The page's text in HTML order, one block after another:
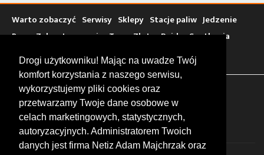
Drogi użytkowniku! Mając na uwadze Twój
komfort korzystania z naszego serwisu,
wykorzystujemy pliki cookies oraz
przetwarzamy Twoje dane osobowe w
celach marketingowych, statystycznych,
autoryzacyjnych. Administratorem Twoich
danych jest firma Netiz Adam Majchrzak oraz
Warto zobaczyć Serwisy Sklepy Stacje paliw Jedzenie
Bary Zakwaterowanie Tory Zloty Rajdy Spotkania
Targi
Giełdy Szkolenia
FOLLOW US